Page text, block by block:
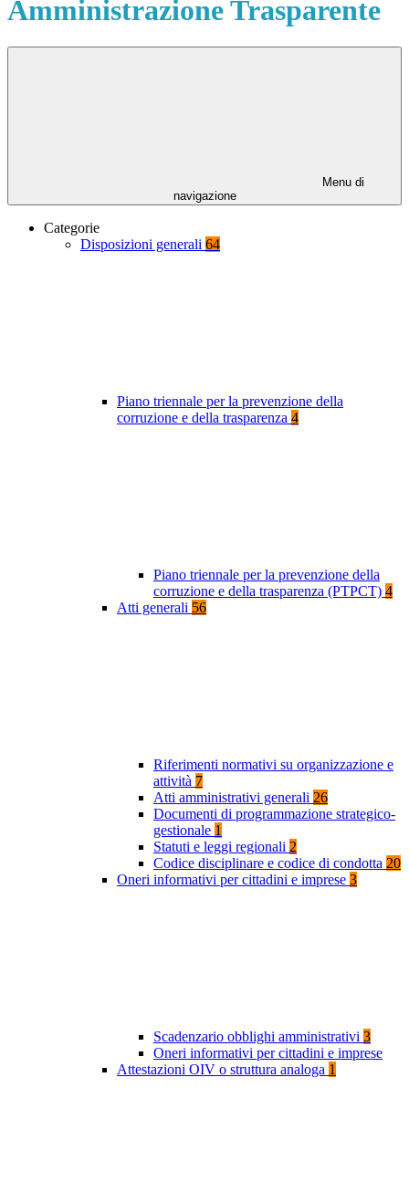
Amministrazione Trasparente
Menu di
navigazione
Categorie
Disposizioni generali 64
Piano triennale per la prevenzione della
corruzione e della trasparenza 4
Piano triennale per la prevenzione della
corruzione e della trasparenza (PTPCT) 4
Atti generali 56
Riferimenti normativi su organizzazione e
attività 7
Atti amministrativi generali 26
Documenti di programmazione strategico-
gestionale 1
Statuti e leggi regionali 2
Codice disciplinare e codice di condotta 20
Oneri informativi per cittadini e imprese 3
Scadenzario obblighi amministrativi 3
Oneri informativi per cittadini e imprese
Attestazioni OIV o struttura analoga 1